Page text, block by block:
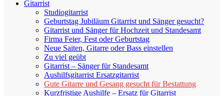
Gitarrist
Studiogitarrist
Geburtstag Jubiläum Gitarrist und Sänger gesucht?
Gitarrist und Sänger für Hochzeit und Standesamt
Firma Feier, Fest oder Geburtstag
Neue Saiten, Gitarre oder Bass einstellen
Zu viel geübt
Gitarrist – Sänger für Standesamt
Aushilfsgitarrist Ersatzgitarrist
Gute Gitarre und Gesang gesucht für Bestattung
Kurzfristige Aushilfe – Ersatz für Gitarrist